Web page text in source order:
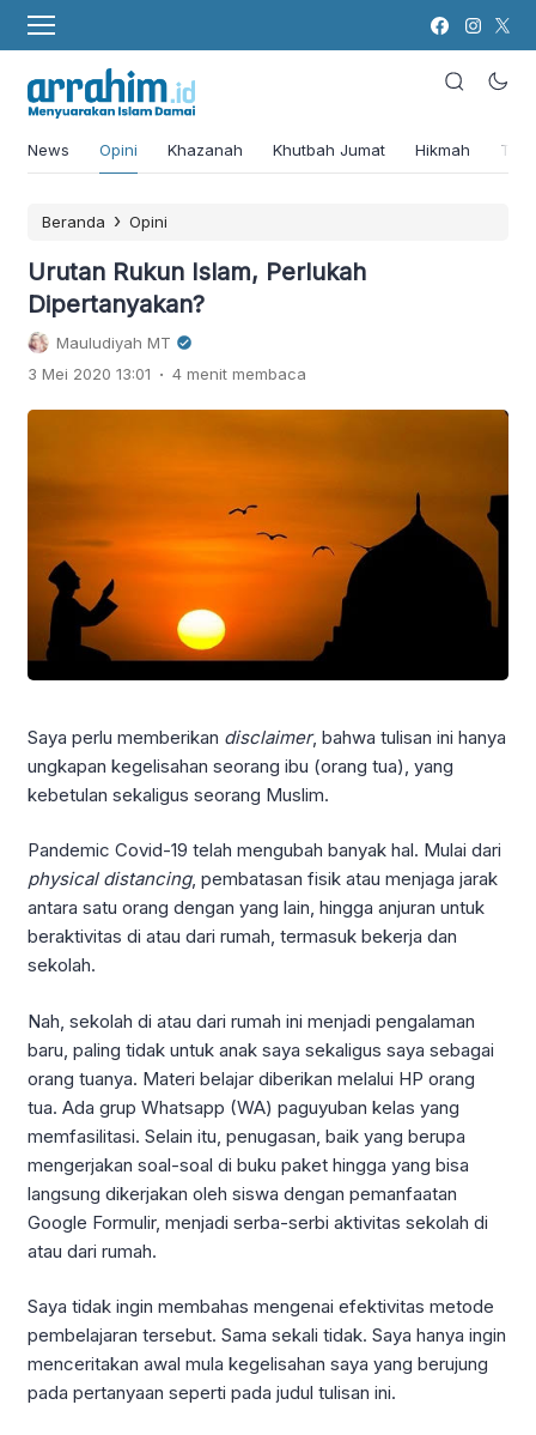
News Opini Khazanah Khutbah Jumat Hikmah
Beranda › Opini
Urutan Rukun Islam, Perlukah
Dipertanyakan?
Mauludiyah MT
3 Mei 2020 13:01 . 4 menit membaca
Saya perlu memberikan disclaimer, bahwa tulisan ini hanya
ungkapan kegelisahan seorang ibu (orang tua), yang
kebetulan sekaligus seorang Muslim.
Pandemic Covid-19 telah mengubah banyak hal. Mulai dari
physical distancing, pembatasan fisik atau menjaga jarak
antara satu orang dengan yang lain, hingga anjuran untuk
beraktivitas di atau dari rumah, termasuk bekerja dan
sekolah.
Nah, sekolah di atau dari rumah ini menjadi pengalaman
baru, paling tidak untuk anak saya sekaligus saya sebagai
orang tuanya. Materi belajar diberikan melalui HP orang
tua. Ada grup Whatsapp (WA) paguyuban kelas yang
memfasilitasi. Selain itu, penugasan, baik yang berupa
mengerjakan soal-soal di buku paket hingga yang bisa
langsung dikerjakan oleh siswa dengan pemanfaatan
Google Formulir, menjadi serba-serbi aktivitas sekolah di
atau dari rumah.
Saya tidak ingin membahas mengenai efektivitas metode
pembelajaran tersebut. Sama sekali tidak. Saya hanya ingin
menceritakan awal mula kegelisahan saya yang berujung
pada pertanyaan seperti pada judul tulisan ini.